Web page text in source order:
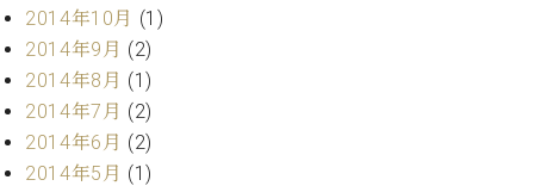
ク
セ
ス
お
問
い
2014年10月 (1)
2014年9月 (2)
2014年8月 (1)
2014年7月 (2)
2014年6月 (2)
2014年5月 (1)